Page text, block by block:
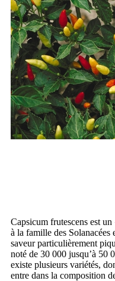
Capsicum frutescens est
à la famille des Solanacées
saveur particulièrement
noté de 30 000 jusqu’à 50
existe plusieurs variétés,
entre dans la composition